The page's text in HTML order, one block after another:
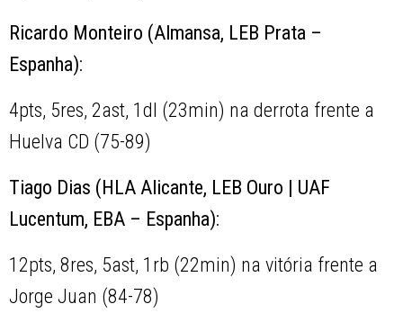
Ricardo Monteiro (Almansa, LEB Prata –
Espanha):
4pts, 5res, 2ast, 1dl (23min) na derrota frente a
Huelva CD (75-89)
Tiago Dias (HLA Alicante, LEB Ouro | UAF
Lucentum, EBA – Espanha):
12pts, 8res, 5ast, 1rb (22min) na vitória frente a
Jorge Juan (84-78)